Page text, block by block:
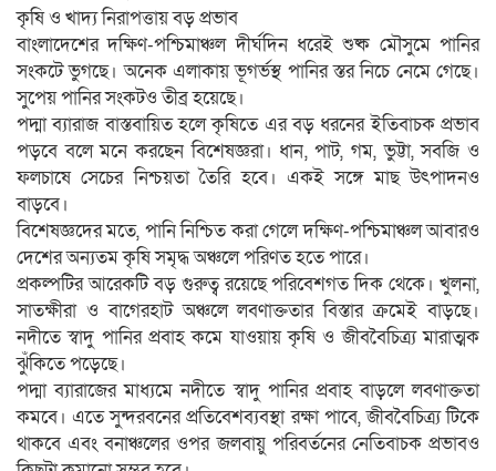
কৃষি ও খাদ্য নিরাপত্তায় বড় প্রভাব
বাংলাদেশের দক্ষিণ-পশ্চিমাঞ্চল দীর্ঘদিন ধরেই শুষ্ক মৌসুমে পানির
সংকটে ভুগছে। অনেক এলাকায় ভূগর্ভস্থ পানির স্তর নিচে নেমে গেছে।
সুপেয় পানির সংকটও তীব্র হয়েছে।
পদ্মা ব্যারাজ বাস্তবায়িত হলে কৃষিতে এর বড় ধরনের ইতিবাচক প্রভাব
পড়বে বলে মনে করছেন বিশেষজ্ঞরা। ধান, পাট, গম, ভুট্টা, সবজি ও
ফলচাষে সেচের নিশ্চয়তা তৈরি হবে। একই সঙ্গে মাছ উৎপাদনও
বাড়বে।
বিশেষজ্ঞদের মতে, পানি নিশ্চিত করা গেলে দক্ষিণ-পশ্চিমাঞ্চল আবারও
দেশের অন্যতম কৃষি সমৃদ্ধ অঞ্চলে পরিণত হতে পারে।
প্রকল্পটির আরেকটি বড় গুরুত্ব রয়েছে পরিবেশগত দিক থেকে। খুলনা,
সাতক্ষীরা ও বাগেরহাট অঞ্চলে লবণাক্ততার বিস্তার ক্রমেই বাড়ছে।
নদীতে স্বাদু পানির প্রবাহ কমে যাওয়ায় কৃষি ও জীববৈচিত্র্য মারাত্মক
ঝুঁকিতে পড়েছে।
পদ্মা ব্যারাজের মাধ্যমে নদীতে স্বাদু পানির প্রবাহ বাড়লে লবণাক্ততা
কমবে। এতে সুন্দরবনের প্রতিবেশব্যবস্থা রক্ষা পাবে, জীববৈচিত্র্য টিকে
থাকবে এবং বনাঞ্চলের ওপর জলবায়ু পরিবর্তনের নেতিবাচক প্রভাবও